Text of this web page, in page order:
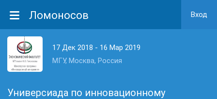
Ломоносов Вход
17 Дек 2018 - 16 Мар 2019
МГУ, Москва, Россия
Универсиада по инновационному